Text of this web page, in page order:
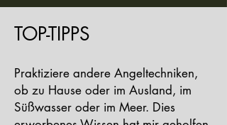
TOP-TIPPS
Praktiziere andere Angeltechniken,
ob zu Hause oder im Ausland, im
Süßwasser oder im Meer. Dies